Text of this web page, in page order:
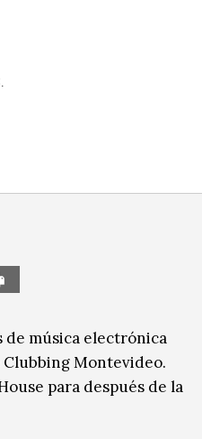
infantil
de música electrónica
Montevideo.
para después de la